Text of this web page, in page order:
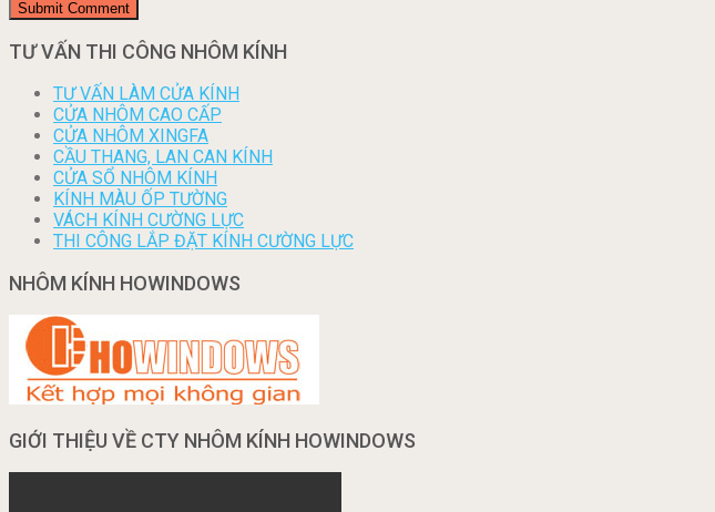
TƯ VẤN THI CÔNG NHÔM KÍNH
TƯ VẤN LÀM CỬA KÍNH
CỬA NHÔM CAO CẤP
CỬA NHÔM XINGFA
CẦU THANG, LAN CAN KÍNH
CỬA SỔ NHÔM KÍNH
KÍNH MÀU ỐP TƯỜNG
VÁCH KÍNH CƯỜNG LỰC
THI CÔNG LẮP ĐẶT KÍNH CƯỜNG LỰC
NHÔM KÍNH HOWINDOWS
GIỚI THIỆU VỀ CTY NHÔM KÍNH HOWINDOWS